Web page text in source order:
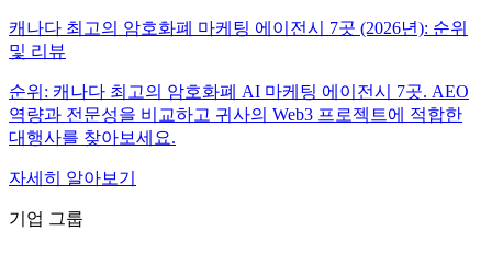
캐나다 최고의 암호화폐 마케팅 에이전시 7곳 (2026년): 순위
및 리뷰
순위: 캐나다 최고의 암호화폐 AI 마케팅 에이전시 7곳. AEO
역량과 전문성을 비교하고 귀사의 Web3 프로젝트에 적합한
대행사를 찾아보세요.
자세히 알아보기
기업 그룹